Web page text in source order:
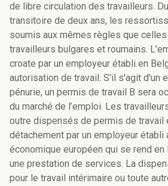
de libre circulation des travailleurs.
transitoire de deux ans, les
soumis aux mêmes règles que
travailleurs bulgares et roumains.
croate par un employeur établi en
autorisation de travail. S'il s'agit d'un
pénurie, un permis de travail B sera
du marché de l’emploi. Les
outre dispensés de permis de travail
détachement par un employeur établi
économique européen qui se rend
une prestation de services. La
pour le travail intérimaire ou toute